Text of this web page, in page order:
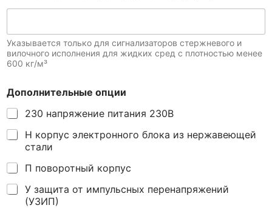
Указывается только для сигнализаторов стержневого и
вилочного исполнения для жидких сред с плотностью менее
600 кг/м³
Дополнительные опции
230 напряжение питания 230В
Н корпус электронного блока из нержавеющей
стали
П поворотный корпус
У защита от импульсных перенапряжений
(УЗИП)